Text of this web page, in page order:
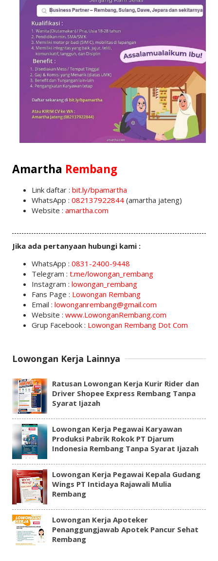
Amartha Rembang
Link daftar : bit.ly/bpamartha
WhatsApp : 082137922844(amartha jateng)
Website : amartha.com
Jika ada pertanyaan hubungi kami :
WhatsApp : 0831-2400-9448
Telegram : t.me/lowongan_rembang
Instagram : lowongan_rembang
Fans Page : Lowongan Rembang
Email : lowonganrembang@gmail.com
Website : www.LowonganRembang.com
Grup Facebook : Lowongan Rembang Dot Com
Lowongan Kerja Lainnya
Ratusan Lowongan Kerja Kurir Rider dan
Driver Shopee Express Rembang Tanpa
Syarat Ijazah
Lowongan Kerja Pegawai Karyawan
Produksi Pabrik Rokok PT Djarum
Indonesia Rembang Tanpa Syarat Ijazah
Lowongan Kerja Pegawai Kepala Gudang
Wings PT Intidaya Rajawali Mulia
Rembang
Lowongan Kerja Apoteker
Penanggungjawab Apotek Pancur Sehat
Rembang